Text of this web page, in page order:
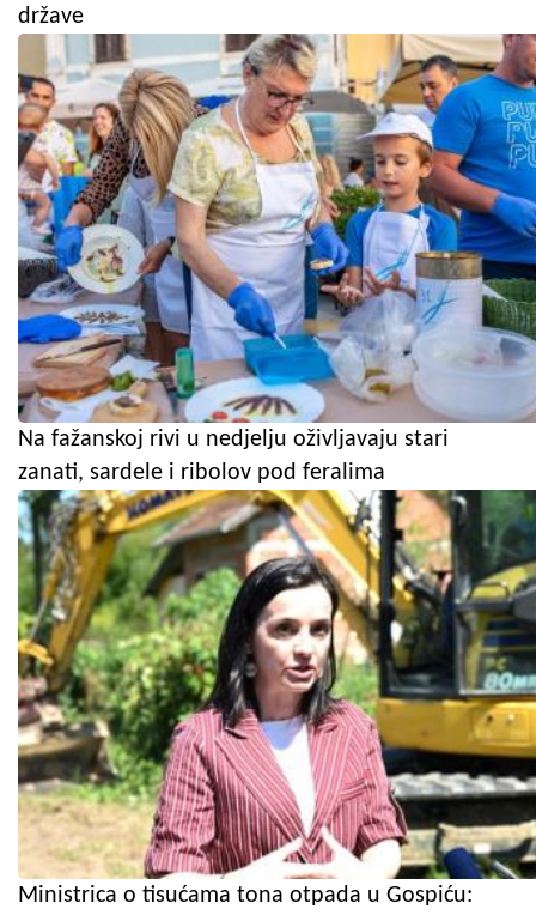
države
Na fažanskoj rivi u nedjelju oživljavaju stari
zanati, sardele i ribolov pod feralima
Ministrica o tisućama tona otpada u Gospiću: